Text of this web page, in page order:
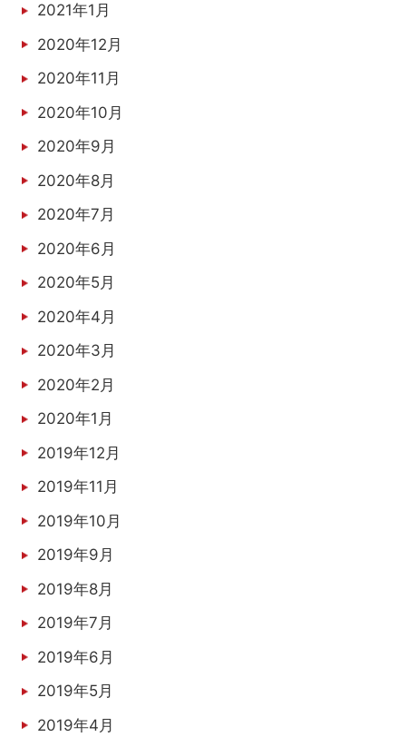
2021年1月
2020年12月
2020年11月
2020年10月
2020年9月
2020年8月
2020年7月
2020年6月
2020年5月
2020年4月
2020年3月
2020年2月
2020年1月
2019年12月
2019年11月
2019年10月
2019年9月
2019年8月
2019年7月
2019年6月
2019年5月
2019年4月